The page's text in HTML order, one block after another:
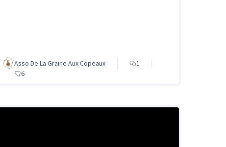
Asso De La Graine Aux Copeaux
1
6